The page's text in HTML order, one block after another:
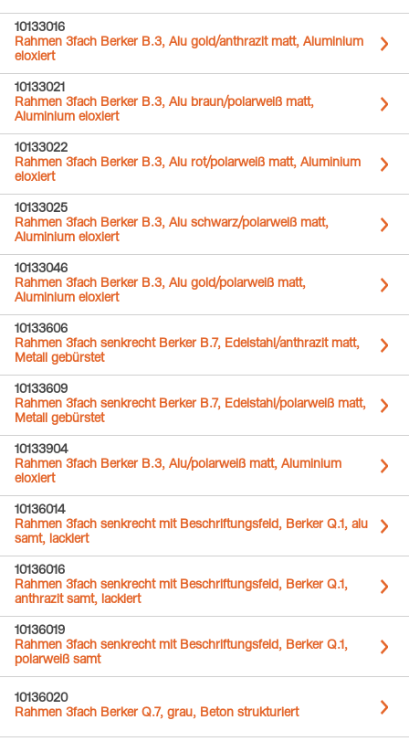
10133016
Rahmen 3fach Berker B.3, Alu gold/anthrazit matt, Aluminium
eloxiert
10133021
Rahmen 3fach Berker B.3, Alu braun/polarweiß matt,
Aluminium eloxiert
10133022
Rahmen 3fach Berker B.3, Alu rot/polarweiß matt, Aluminium
eloxiert
10133025
Rahmen 3fach Berker B.3, Alu schwarz/polarweiß matt,
Aluminium eloxiert
10133046
Rahmen 3fach Berker B.3, Alu gold/polarweiß matt,
Aluminium eloxiert
10133606
Rahmen 3fach senkrecht Berker B.7, Edelstahl/anthrazit matt,
Metall gebürstet
10133609
Rahmen 3fach senkrecht Berker B.7, Edelstahl/polarweiß matt,
Metall gebürstet
10133904
Rahmen 3fach Berker B.3, Alu/polarweiß matt, Aluminium
eloxiert
10136014
Rahmen 3fach senkrecht mit Beschriftungsfeld, Berker Q.1, alu
samt, lackiert
10136016
Rahmen 3fach senkrecht mit Beschriftungsfeld, Berker Q.1,
anthrazit samt, lackiert
10136019
Rahmen 3fach senkrecht mit Beschriftungsfeld, Berker Q.1,
polarweiß samt
10136020
Rahmen 3fach Berker Q.7, grau, Beton strukturiert